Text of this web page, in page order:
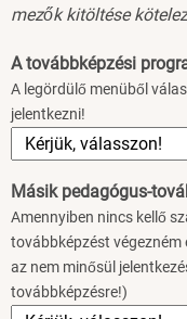
mezők kitöltése
A továbbképzési
A legördülő menüből
jelentkezni!
Másik pedagógus-
Amennyiben nincs kellő
továbbképzést végezném
az nem minősül
továbbképzésre!)